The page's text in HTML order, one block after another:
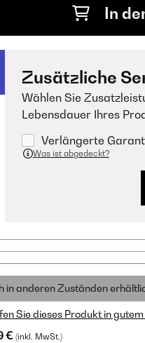
In
Zusätzliche
Wählen Sie
Lebensdauer Ihres
Verlängerte
Was ist abgedeckt?
in anderen Zuständen
Sie dieses Produkt in
€ (inkl. MwSt.)